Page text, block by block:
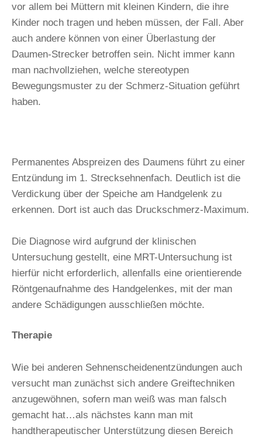
vor allem bei Müttern mit kleinen Kindern, die ihre
Kinder noch tragen und heben müssen, der Fall. Aber
auch andere können von einer Überlastung der
Daumen-Strecker betroffen sein. Nicht immer kann
man nachvollziehen, welche stereotypen
Bewegungsmuster zu der Schmerz-Situation geführt
haben.
Permanentes Abspreizen des Daumens führt zu einer
Entzündung im 1. Strecksehnenfach. Deutlich ist die
Verdickung über der Speiche am Handgelenk zu
erkennen. Dort ist auch das Druckschmerz-Maximum.
Die Diagnose wird aufgrund der klinischen
Untersuchung gestellt, eine MRT-Untersuchung ist
hierfür nicht erforderlich, allenfalls eine orientierende
Röntgenaufnahme des Handgelenkes, mit der man
andere Schädigungen ausschließen möchte.
Therapie
Wie bei anderen Sehnenscheidenentzündungen auch
versucht man zunächst sich andere Greiftechniken
anzugewöhnen, sofern man weiß was man falsch
gemacht hat…als nächstes kann man mit
handtherapeutischer Unterstützung diesen Bereich